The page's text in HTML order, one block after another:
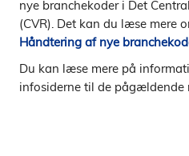
nye branchekoder i Det
(CVR). Det kan du læse mere
Håndtering af nye
Du kan læse mere på
infosiderne til de pågældende